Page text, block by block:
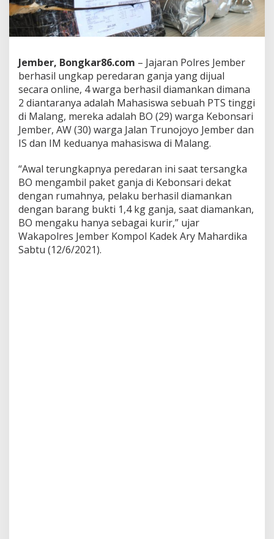
k
k
S
t
r
e
s
k
o
b
a
P
l
r
e
s
J
e
m
b
Jember, Bongkar86.com – Jajaran Polres Jember
berhasil ungkap peredaran ganja yang dijual
secara online, 4 warga berhasil diamankan dimana
2 diantaranya adalah Mahasiswa sebuah PTS tinggi
di Malang, mereka adalah BO (29) warga Kebonsari
Jember, AW (30) warga Jalan Trunojoyo Jember dan
IS dan IM keduanya mahasiswa di Malang.
“Awal terungkapnya peredaran ini saat tersangka
BO mengambil paket ganja di Kebonsari dekat
dengan rumahnya, pelaku berhasil diamankan
dengan barang bukti 1,4 kg ganja, saat diamankan,
BO mengaku hanya sebagai kurir,” ujar
Wakapolres Jember Kompol Kadek Ary Mahardika
Sabtu (12/6/2021).